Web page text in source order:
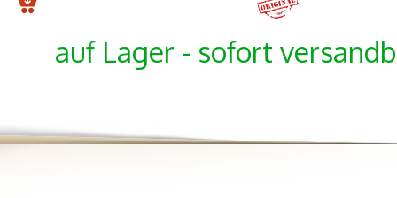
auf Lager - sofort